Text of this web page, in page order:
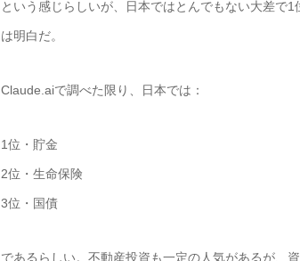
という感じらしいが、日本ではとんでもない大差で
は明白だ。
Claude.aiで調べた限り、日本では：
1位・貯金
2位・生命保険
3位・国債
であるらしい。不動産投資も一定の人気があるが、